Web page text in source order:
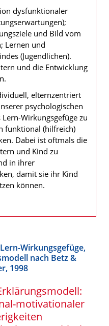
dysfunktionaler
und Bild vom
Lernen und
(Jugendlichen).
und die Entwicklung
elternzentriert
psychologischen
Wirkungsgefüge zu
funktional (hilfreich)
Dabei ist oftmals die
und Kind zu
in ihrer
damit sie ihr Kind
können.
Wirkungsgefüge,
nach Betz &
1998
motivationaler